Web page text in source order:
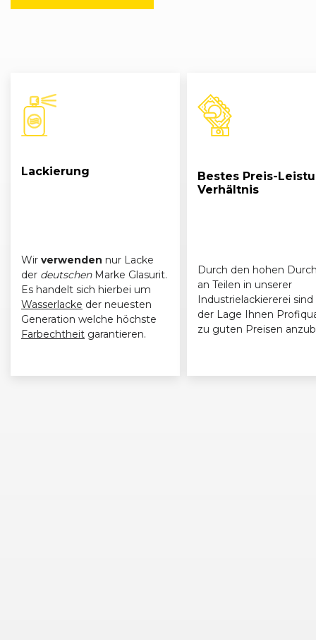
Lackierung
Wir verwenden nur Lacke
der deutschenMarke Glasurit.
Es handelt sich hierbei um
Wasserlacke der neuesten
Generation welche höchste
Farbechtheit garantieren.
Bestes Preis-
Verhältnis
Durch den hohen
an Teilen in unserer
Industrielackiererei sind
der Lage Ihnen
zu guten Preisen